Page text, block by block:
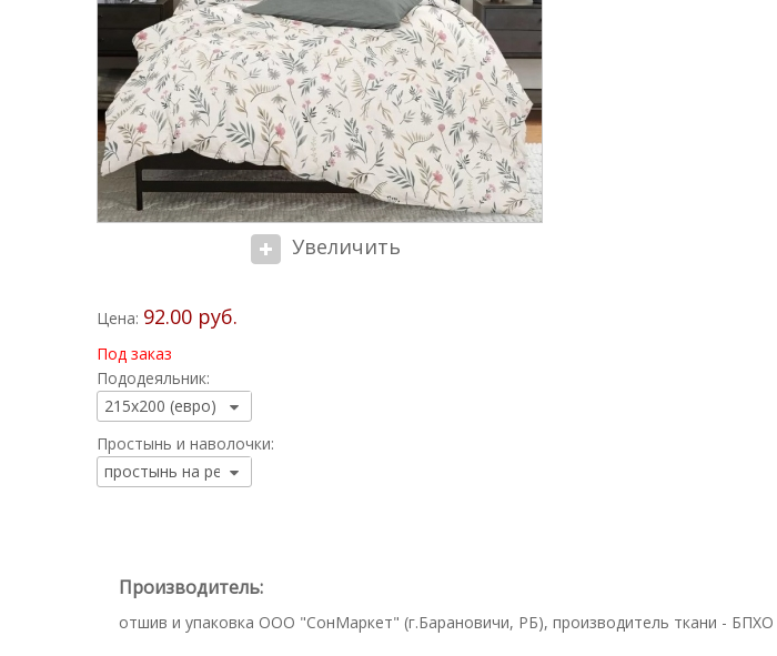
Увеличить
Цена: 92.00 руб.
Под заказ
Пододеяльник:
Простынь и наволочки:
Производитель:
отшив и упаковка ООО "СонМаркет" (г.Барановичи, РБ), производитель ткани - БПХО